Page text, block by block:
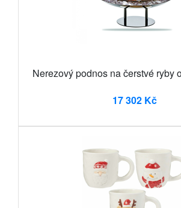
Nerezový podnos na čerstvé ryby
17 302 Kč